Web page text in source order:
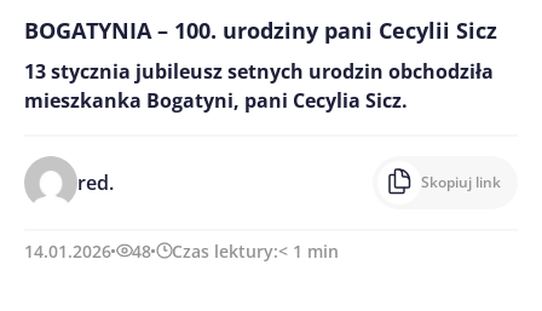
BOGATYNIA – 100. urodziny pani Cecylii Sicz
13 stycznia jubileusz setnych urodzin obchodziła
mieszkanka Bogatyni, pani Cecylia Sicz.
red. Skopiuj link
14.01.2026 48 Czas lektury:< 1 min